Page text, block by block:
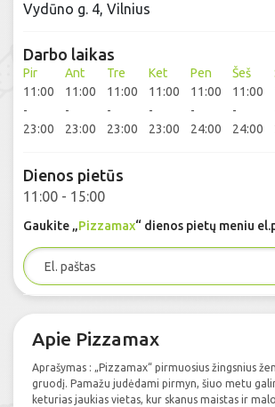
Vydūno g. 4, Vilnius
Darbo laikas
Pir
11:00
-
23:00
Ant
11:00
-
23:00
Tre
11:00
-
23:00
Ket
11:00
-
23:00
Pen
11:00
-
24:00
Šeš
11:00
-
24:00
Dienos pietūs
11:00 - 15:00
Gaukite „Pizzamax“ dienos pietų meniu
Apie Pizzamax
Aprašymas : „Pizzamax“ pirmuosius žingsnius
gruodį. Pamažu judėdami pirmyn, šiuo metu
keturias jaukias vietas, kur skanus maistas ir